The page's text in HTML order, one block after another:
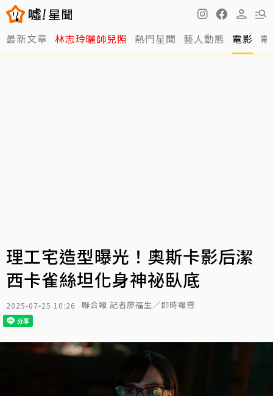
最新文章 林志玲曬帥兒照 熱門星聞 藝人動態 電影
理工宅造型曝光！奧斯卡影后潔
西卡雀絲坦化身神祕臥底
2025-07-25 10:26 聯合報 記者廖福生／即時報導